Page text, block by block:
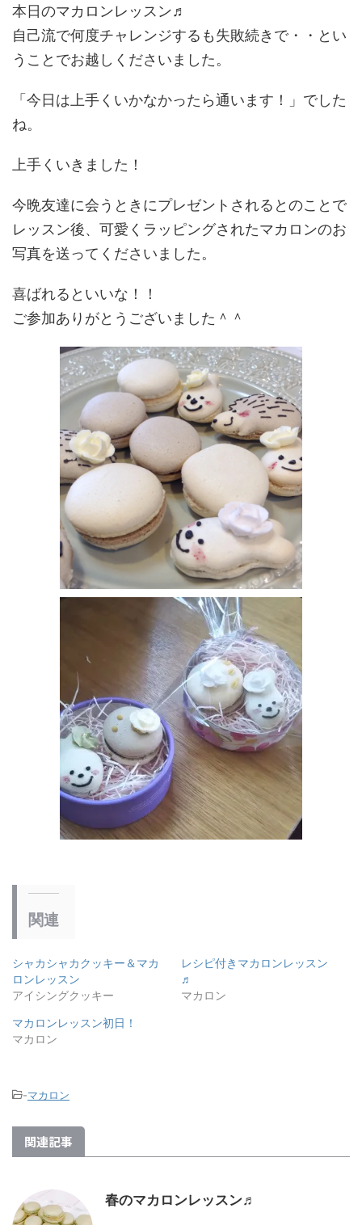
本日のマカロンレッスン♬
自己流で何度チャレンジするも失敗続きで・・とい
うことでお越しくださいました。
「今日は上手くいかなかったら通います！」でした
ね。
上手くいきました！
今晩友達に会うときにプレゼントされるとのことで
レッスン後、可愛くラッピングされたマカロンのお
写真を送ってくださいました。
喜ばれるといいな！！
ご参加ありがとうございました＾＾
関連
シャカシャカクッキー＆マカ
ロンレッスン
アイシングクッキー
レシピ付きマカロンレッスン
♬
マカロン
マカロンレッスン初日！
マカロン
-マカロン
関連記事
春のマカロンレッスン♬